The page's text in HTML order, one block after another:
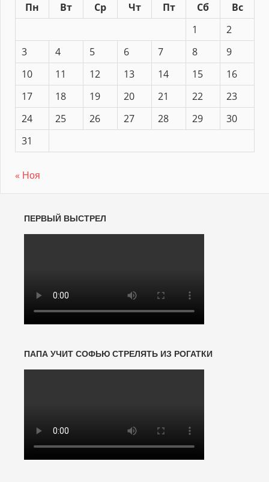
Пн
Вт Ср Чт Пт Сб
Вс
1
2
3
4 5 6 7 8
9
10
11 12 13 14 15
16
17
18 19 20 21 22
23
24
25 26 27 28 29
30
31
« Ноя
ПЕРВЫЙ ВЫСТРЕЛ
ПАПА УЧИТ СОФЬЮ СТРЕЛЯТЬ ИЗ РОГАТКИ